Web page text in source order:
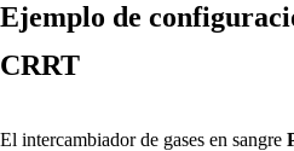
Ejemplo de
CRRT
El intercambiador de gases en sangre